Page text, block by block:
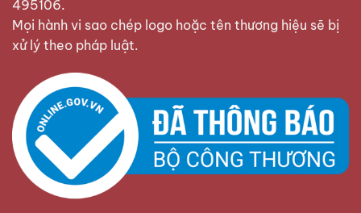
495106.
Mọi hành vi sao chép logo hoặc tên thương hiệu sẽ bị
xử lý theo pháp luật.